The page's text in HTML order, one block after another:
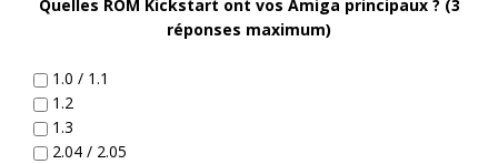
Quelles ROM Kickstart ont vos Amiga principaux ? (3
réponses maximum)
1.0 / 1.1
1.2
1.3
2.04 / 2.05